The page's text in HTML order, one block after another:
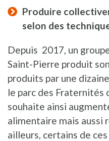
Produire
selon des
Depuis 2017, un
Saint-Pierre produit
produits par une
le parc des Fraternités
souhaite ainsi
alimentaire mais aussi
ailleurs, certains de